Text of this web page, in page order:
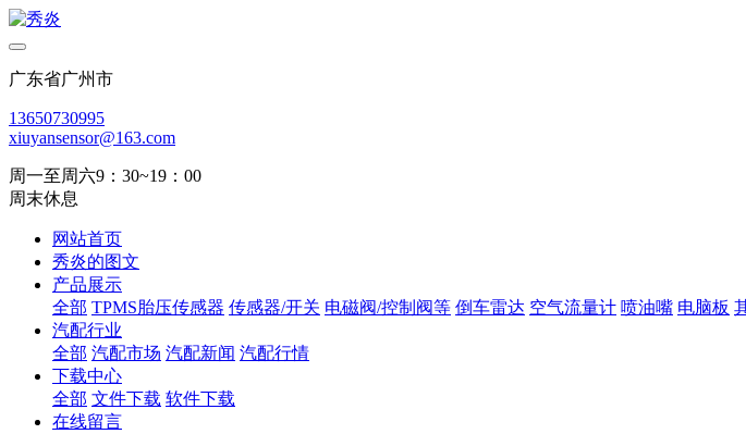
广东省广州市
13650730995
xiuyansensor@163.com
周一至周六9：30~19：00
周末休息
网站首页
秀炎的图文
产品展示
全部 TPMS胎压传感器 传感器/开关 电磁阀/控制阀等 倒车雷达 空气流量计 喷油嘴 电脑板
汽配行业
全部 汽配市场 汽配新闻 汽配行情
下载中心
全部 文件下载 软件下载
在线留言